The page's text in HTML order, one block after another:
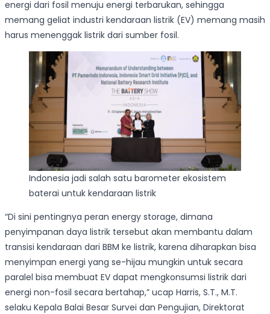
energi dari fosil menuju energi terbarukan, sehingga
memang geliat industri kendaraan listrik (EV) memang masih
harus menenggak listrik dari sumber fosil.
Indonesia jadi salah satu barometer ekosistem
baterai untuk kendaraan listrik
“Di sini pentingnya peran energy storage, dimana
penyimpanan daya listrik tersebut akan membantu dalam
transisi kendaraan dari BBM ke listrik, karena diharapkan bisa
menyimpan energi yang se-hijau mungkin untuk secara
paralel bisa membuat EV dapat mengkonsumsi listrik dari
energi non-fosil secara bertahap,” ucap Harris, S.T., M.T.
selaku Kepala Balai Besar Survei dan Pengujian, Direktorat